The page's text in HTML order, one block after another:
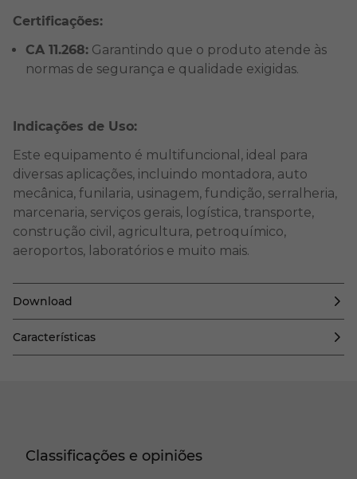
Certificações:
CA 11.268: Garantindo que o produto atende às
normas de segurança e qualidade exigidas.
Indicações de Uso:
Este equipamento é multifuncional, ideal para
diversas aplicações, incluindo montadora, auto
mecânica, funilaria, usinagem, fundição, serralheria,
marcenaria, serviços gerais, logística, transporte,
construção civil, agricultura, petroquímico,
aeroportos, laboratórios e muito mais.
Download
Características
Classificações e opiniões